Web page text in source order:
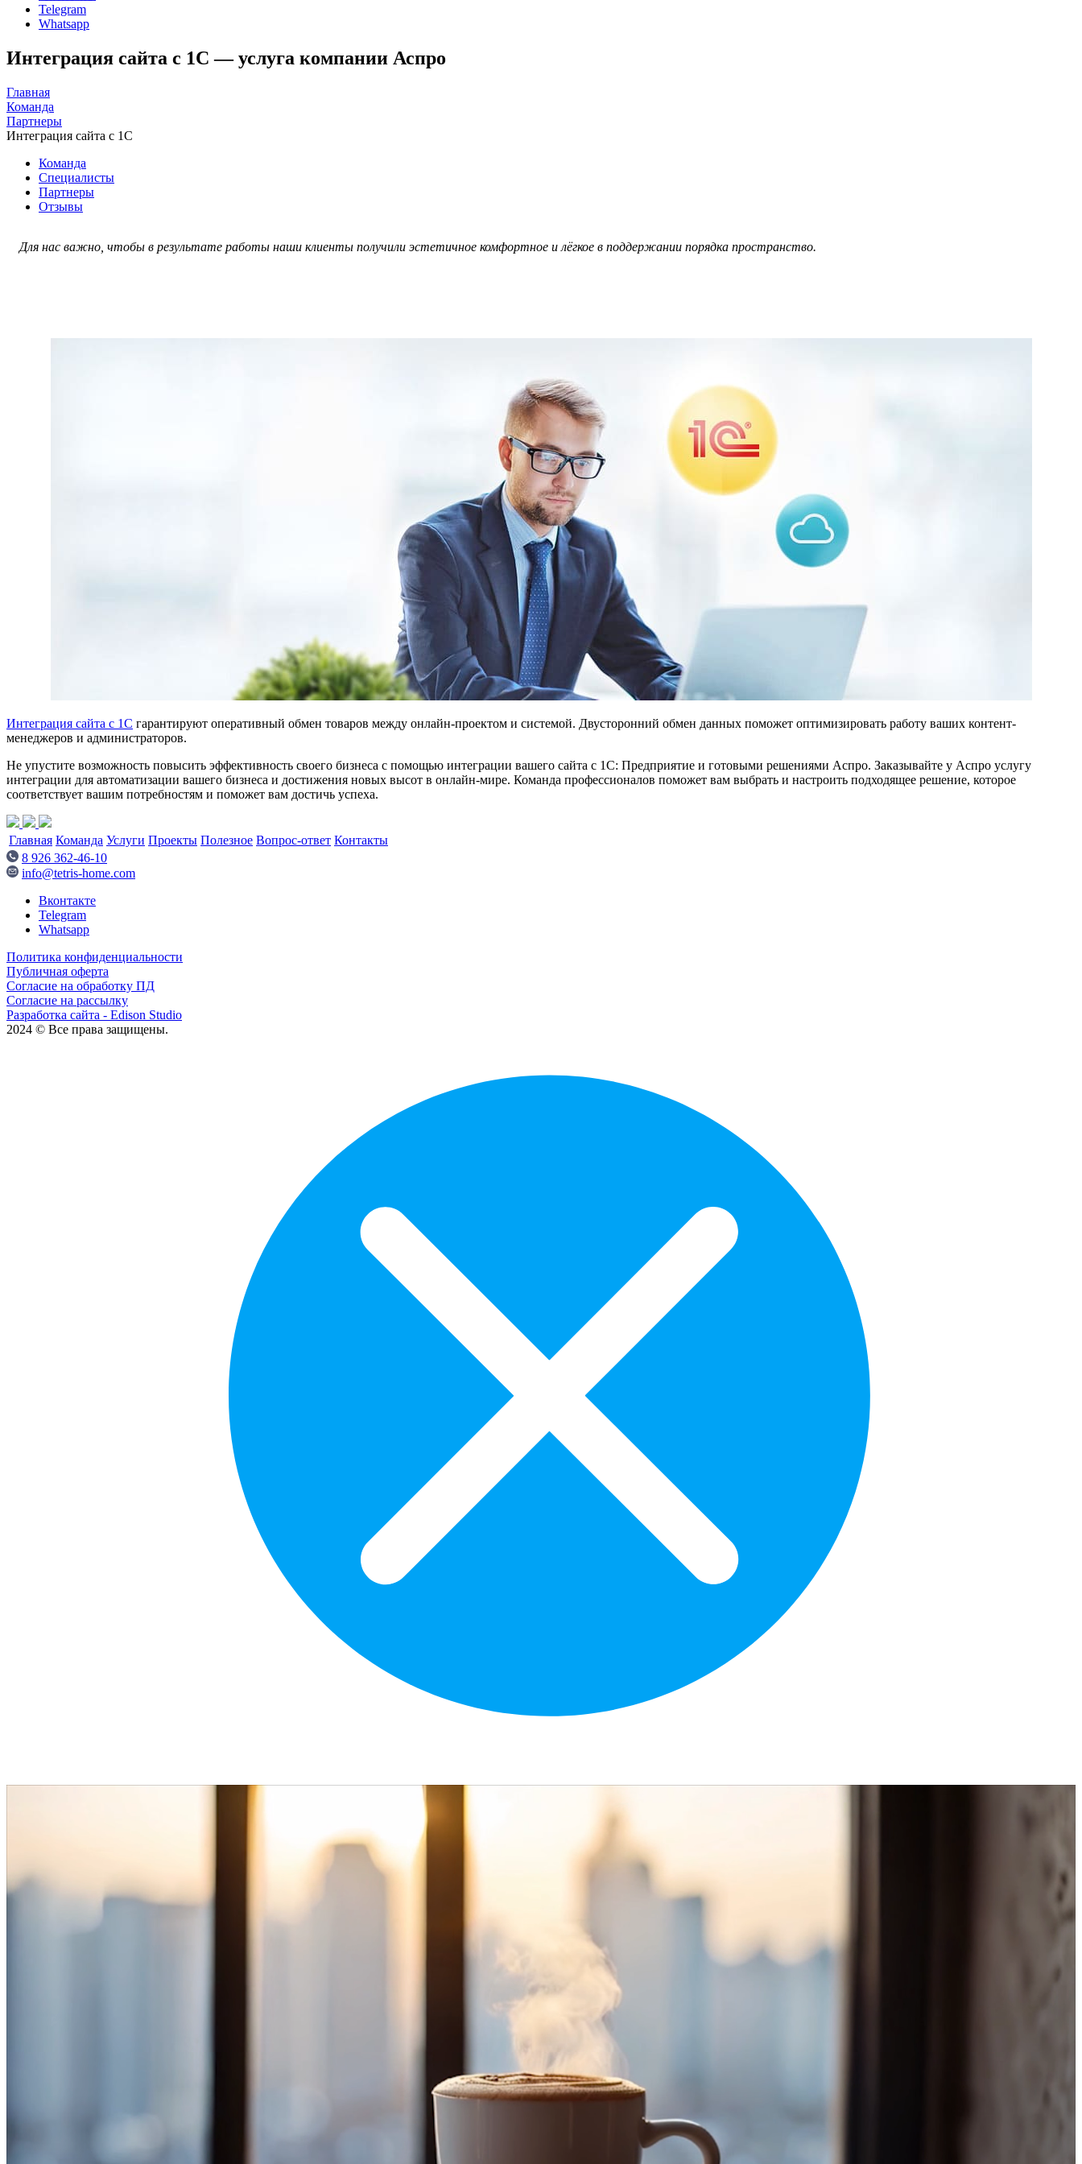
Telegram
Whatsapp
Интеграция сайта с 1С — услуга компании Аспро
Главная
Команда
Партнеры
Интеграция сайта с 1С
Команда
Специалисты
Партнеры
Отзывы
Для нас важно, чтобы в результате работы наши клиенты получили эстетичное комфортное и лёгкое в поддержании порядка пространство.
Интеграция сайта с 1С гарантируют оперативный обмен товаров между онлайн-проектом и системой. Двусторонний обмен данных поможет оптимизировать работу ваших контент-
менеджеров и администраторов.
Не упустите возможность повысить эффективность своего бизнеса с помощью интеграции вашего сайта с 1С: Предприятие и готовыми решениями Аспро. Заказывайте у Аспро услугу
интеграции для автоматизации вашего бизнеса и достижения новых высот в онлайн-мире. Команда профессионалов поможет вам выбрать и настроить подходящее решение, которое
соответствует вашим потребностям и поможет вам достичь успеха.
Главная Команда Услуги Проекты Полезное Вопрос-ответ Контакты
8 926 362-46-10
info@tetris-home.com
Вконтакте
Telegram
Whatsapp
Политика конфиденциальности
Публичная оферта
Согласие на обработку ПД
Согласие на рассылку
Разработка сайта - Edison Studio
2024 © Все права защищены.